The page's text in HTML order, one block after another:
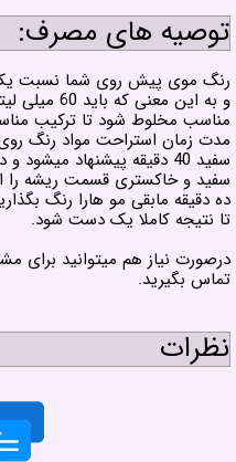
توصیه های مصرف:
رنگ موی پیش روی شما نسبت یک
مناسب مخلوط شود تا ترکیب
سفید 40 دقیقه پیشنهاد
سفید و خاکستری قسمت ریشه را
ده دقیقه مابقی مو هارا رنگ
تا نتیجه کاملا یک دست شود.
درصورت نیاز هم میتوانید برای
تماس بگیرید.
نظرات